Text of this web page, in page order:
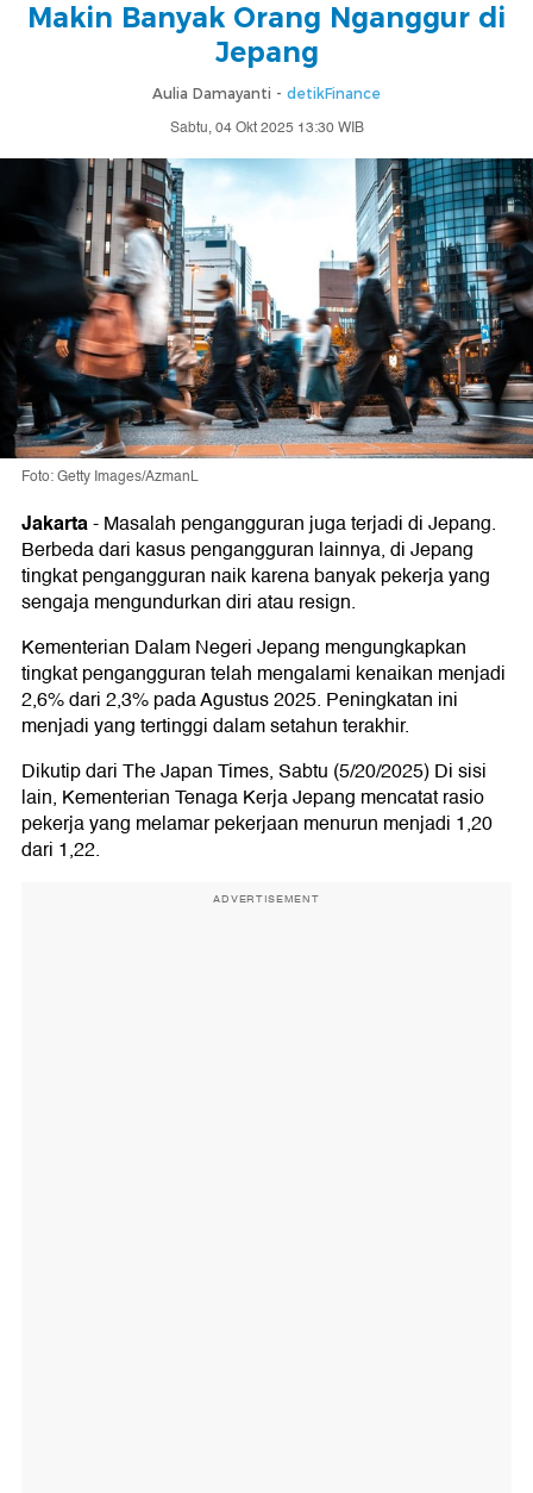
Makin Banyak Orang Nganggur di
Jepang
Aulia Damayanti - detikFinance
Sabtu, 04 Okt 2025 13:30 WIB
Foto: Getty Images/AzmanL
Jakarta-Masalah pengangguran juga terjadi di Jepang.
Berbeda dari kasus pengangguran lainnya, di Jepang
tingkat pengangguran naik karena banyak pekerja yang
sengaja mengundurkan diri atau resign.
Kementerian Dalam Negeri Jepang mengungkapkan
tingkat pengangguran telah mengalami kenaikan menjadi
2,6% dari 2,3% pada Agustus 2025. Peningkatan ini
menjadi yang tertinggi dalam setahun terakhir.
Dikutip dari The Japan Times, Sabtu (5/20/2025) Di sisi
lain, Kementerian Tenaga Kerja Jepang mencatat rasio
pekerja yang melamar pekerjaan menurun menjadi 1,20
dari 1,22.
ADVERTISEMENT